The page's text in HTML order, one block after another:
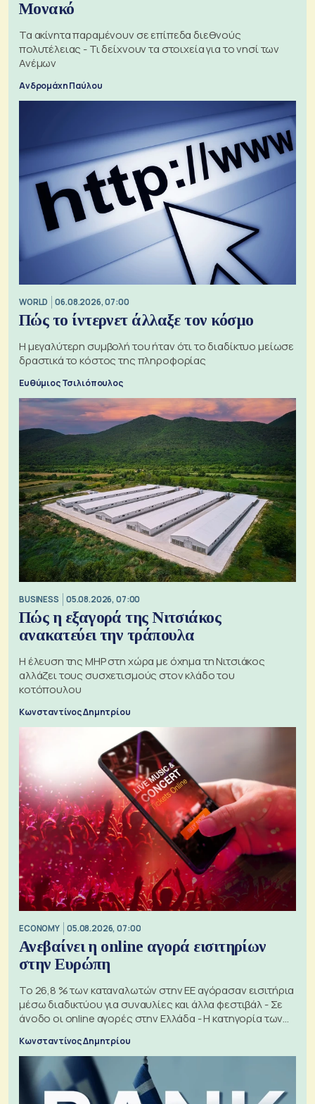
Μονακό
Τα ακίνητα παραμένουν σε επίπεδα διεθνούς
πολυτέλειας - Τι δείχνουν τα στοιχεία για το νησί των
Ανέμων
Ανδρομάχη Παύλου
WORLD 06.08.2026, 07:00
Πώς το ίντερνετ άλλαξε τον κόσμο
Η μεγαλύτερη συμβολή του ήταν ότι το διαδίκτυο μείωσε
δραστικά το κόστος της πληροφορίας
Ευθύμιος Τσιλιόπουλος
BUSINESS 05.08.2026, 07:00
Πώς η εξαγορά της Νιτσιάκος
ανακατεύει την τράπουλα
H έλευση της MHP στη χώρα με όχημα τη Νιτσιάκος
αλλάζει τους συσχετισμούς στον κλάδο του
κοτόπουλου
Κωνσταντίνος Δημητρίου
ECONOMY 05.08.2026, 07:00
Ανεβαίνει η online αγορά εισιτηρίων
στην Ευρώπη
Το 26,8 % των καταναλωτών στην ΕΕ αγόρασαν εισιτήρια
μέσω διαδικτύου για συναυλίες και άλλα φεστιβάλ - Σε
άνοδο οι online αγορές στην Ελλάδα - Η κατηγορία των
Κωνσταντίνος Δημητρίου